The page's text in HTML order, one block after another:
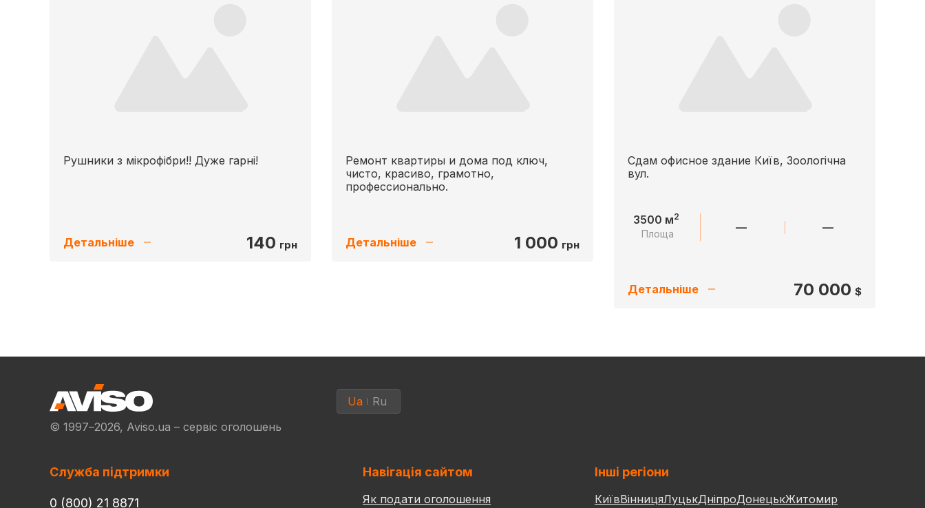
Рушники з мікрофібри!! Дуже гарні!
Детальніше 140 грн
Ремонт квартиры и дома под ключ,
чисто, красиво, грамотно,
профессионально.
Детальніше 1 000 грн
Сдам офисное здание Київ, Зоологічна
вул.
3500 м2
Площа — —
Детальніше 70 000 $
© 1997–2026, Aviso.ua – сервіс оголошень
Ua Ru
Служба підтримки
0 (800) 21 8871
Навігація сайтом
Як подати оголошення
Інші регіони
КиївВінницяЛуцькДніпроДонецькЖитомир